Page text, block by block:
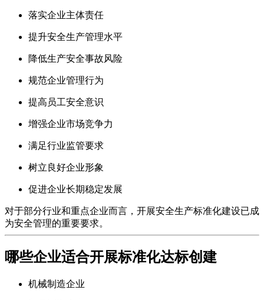
落实企业主体责任
提升安全生产管理水平
降低生产安全事故风险
规范企业管理行为
提高员工安全意识
增强企业市场竞争力
满足行业监管要求
树立良好企业形象
促进企业长期稳定发展
对于部分行业和重点企业而言，开展安全生产标准化建设已成
为安全管理的重要要求。
哪些企业适合开展标准化达标创建
机械制造企业